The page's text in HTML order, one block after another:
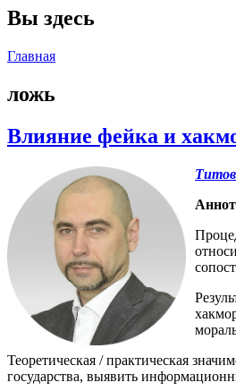
Вы здесь
Главная
ложь
Влияние фейка и
Теоретическая / практическая
государства, выявить